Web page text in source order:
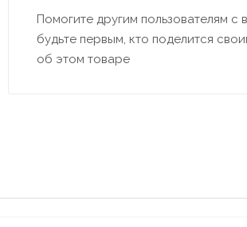
Помогите другим пользователям
будьте первым, кто поделится
об этом товаре